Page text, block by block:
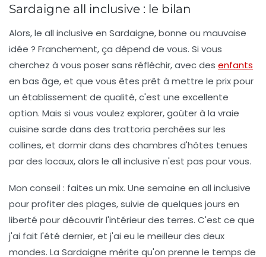
Sardaigne all inclusive : le bilan
Alors, le all inclusive en Sardaigne, bonne ou mauvaise
idée ? Franchement, ça dépend de vous. Si vous
cherchez à vous poser sans réfléchir, avec des enfants
en bas âge, et que vous êtes prêt à mettre le prix pour
un établissement de qualité, c'est une excellente
option. Mais si vous voulez explorer, goûter à la vraie
cuisine sarde dans des trattoria perchées sur les
collines, et dormir dans des chambres d'hôtes tenues
par des locaux, alors le all inclusive n'est pas pour vous.
Mon conseil : faites un mix. Une semaine en all inclusive
pour profiter des plages, suivie de quelques jours en
liberté pour découvrir l'intérieur des terres. C'est ce que
j'ai fait l'été dernier, et j'ai eu le meilleur des deux
mondes. La Sardaigne mérite qu'on prenne le temps de